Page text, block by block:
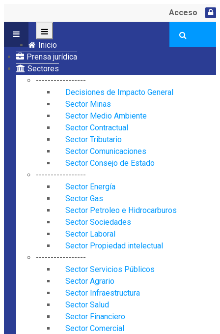
Acceso
Inicio
Prensa jurídica
Sectores
-----------------
Decisiones de Impacto General
Sector Minas
Sector Medio Ambiente
Sector Contractual
Sector Tributario
Sector Comunicaciones
Sector Consejo de Estado
-----------------
Sector Energía
Sector Gas
Sector Petroleo e Hidrocarburos
Sector Sociedades
Sector Laboral
Sector Propiedad intelectual
-----------------
Sector Servicios Públicos
Sector Agrario
Sector Infraestructura
Sector Salud
Sector Financiero
Sector Comercial